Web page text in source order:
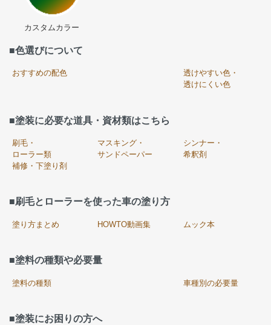
カスタムカラー
■色選びについて
おすすめの配色
透けやすい色・
透けにくい色
■塗装に必要な道具・資材類はこちら
刷毛・
ローラー類
マスキング・
サンドペーパー
シンナー・
希釈剤
補修・下塗り剤
■刷毛とローラーを使った車の塗り方
塗り方まとめ HOWTO動画集 ムック本
■塗料の種類や必要量
塗料の種類 車種別の必要量
■塗装にお困りの方へ